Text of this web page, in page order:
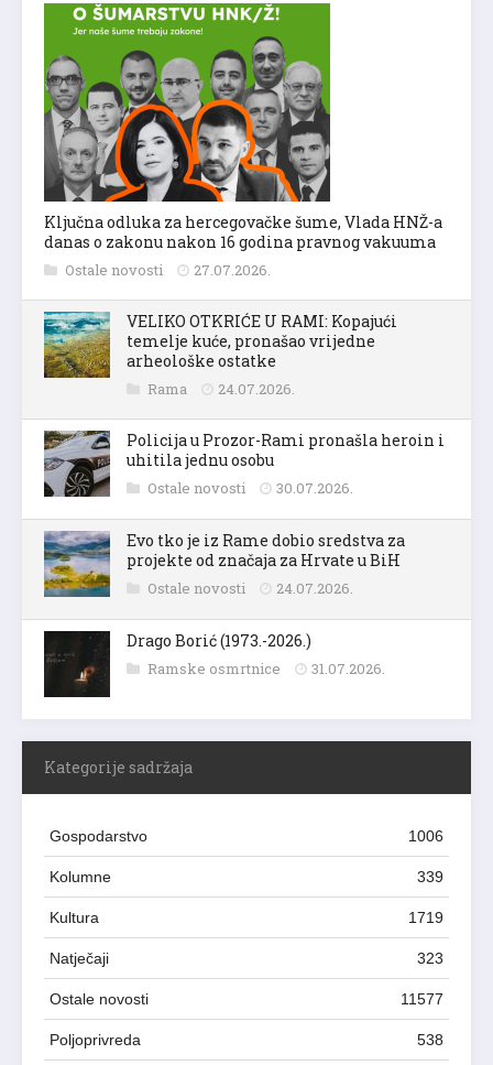
Ključna odluka za hercegovačke šume, Vlada HNŽ-a
danas o zakonu nakon 16 godina pravnog vakuuma
Ostale novosti 27.07.2026.
VELIKO OTKRIĆE U RAMI: Kopajući
temelje kuće, pronašao vrijedne
arheološke ostatke
Rama 24.07.2026.
Policija u Prozor-Rami pronašla heroin i
uhitila jednu osobu
Ostale novosti 30.07.2026.
Evo tko je iz Rame dobio sredstva za
projekte od značaja za Hrvate u BiH
Ostale novosti 24.07.2026.
Drago Borić (1973.-2026.)
Ramske osmrtnice 31.07.2026.
Kategorije sadržaja
Gospodarstvo 1006
Kolumne 339
Kultura 1719
Natječaji 323
Ostale novosti 11577
Poljoprivreda 538